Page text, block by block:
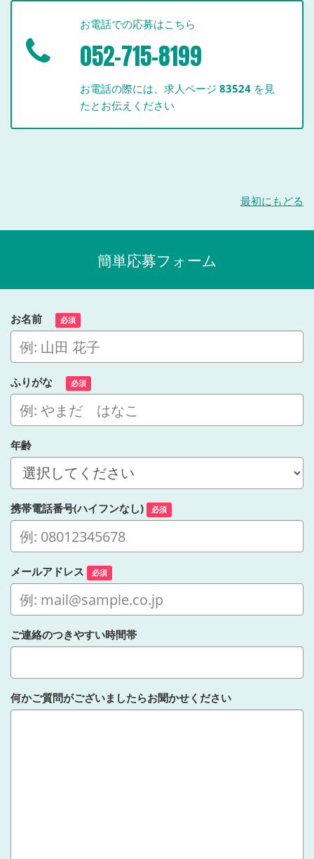
お電話での応募はこちら
052-715-8199
お電話の際には、求人ページ83524 を見
たとお伝えください
最初にもどる
簡単応募フォーム
お名前 必須
ふりがな 必須
年齢
携帯電話番号(ハイフンなし) 必須
メールアドレス 必須
ご連絡のつきやすい時間帯
何かご質問がございましたらお聞かせください